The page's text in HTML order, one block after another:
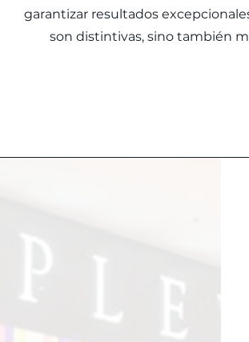
garantizar resultados
son distintivas, sino también